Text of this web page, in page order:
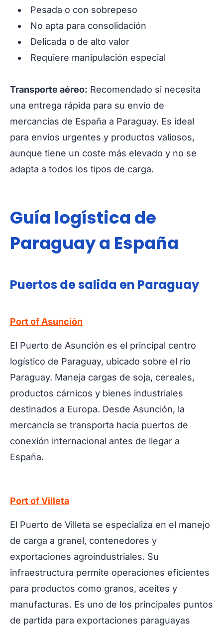
Pesada o con sobrepeso
No apta para consolidación
Delicada o de alto valor
Requiere manipulación especial
Transporte aéreo: Recomendado si necesita
una entrega rápida para su envío de
mercancías de España a Paraguay. Es ideal
para envíos urgentes y productos valiosos,
aunque tiene un coste más elevado y no se
adapta a todos los tipos de carga.
Guía logística de
Paraguay a España
Puertos de salida en Paraguay
Port of Asunción
El Puerto de Asunción es el principal centro
logístico de Paraguay, ubicado sobre el río
Paraguay. Maneja cargas de soja, cereales,
productos cárnicos y bienes industriales
destinados a Europa. Desde Asunción, la
mercancía se transporta hacia puertos de
conexión internacional antes de llegar a
España.
Port of Villeta
El Puerto de Villeta se especializa en el manejo
de carga a granel, contenedores y
exportaciones agroindustriales. Su
infraestructura permite operaciones eficientes
para productos como granos, aceites y
manufacturas. Es uno de los principales puntos
de partida para exportaciones paraguayas